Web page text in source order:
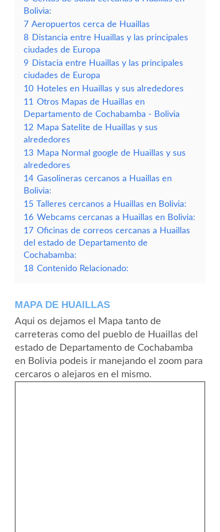
Bolivia:
7 Aeropuertos cerca de Huaillas
8 Distancia entre Huaillas y las principales
ciudades de Europa
9 Distacia entre Huaillas y las principales
ciudades de Europa
10 Hoteles en Huaillas y sus alrededores
11 Otros Mapas de Huaillas en
Departamento de Cochabamba - Bolivia
12 Mapa Satelite de Huaillas y sus
alrededores
13 Mapa Normal google de Huaillas y sus
alrededores
14 Gasolineras cercanos a Huaillas en
Bolivia:
15 Talleres cercanos a Huaillas en Bolivia:
16 Webcams cercanas a Huaillas en Bolivia:
17 Oficinas de correos cercanas a Huaillas
del estado de Departamento de
Cochabamba:
18 Contenido Relacionado:
MAPA DE HUAILLAS
Aqui os dejamos el Mapa tanto de
carreteras como del pueblo de Huaillas del
estado de Departamento de Cochabamba
en Bolivia podeis ir manejando el zoom para
cercaros o alejaros en el mismo.